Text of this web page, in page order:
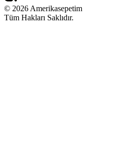
© 2026 Amerikasepetim
Tüm Hakları Saklıdır.